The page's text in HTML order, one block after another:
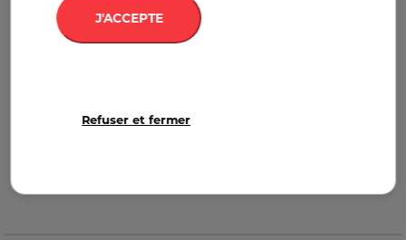
J'ACCEPTE
Refuser et fermer
Départ
Destination